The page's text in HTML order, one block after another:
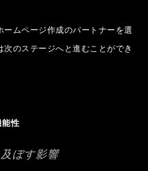
ームページ作成のパートナーを選
のステージへと進むことができ
性
ぼす影響